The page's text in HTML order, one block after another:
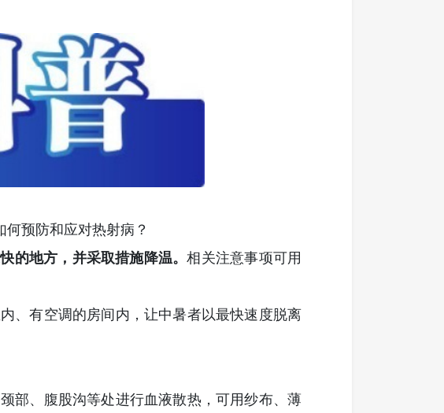
预防和应对热射病？
的地方，并采取措施降温。相关注意事项可用
、有空调的房间内，让中暑者以最快速度脱离
部、腹股沟等处进行血液散热，可用纱布、薄